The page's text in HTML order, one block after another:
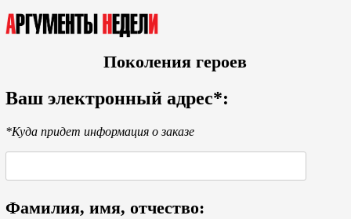
Поколения героев
Ваш электронный адрес*:
*Куда придет информация о заказе
Фамилия, имя, отчество: